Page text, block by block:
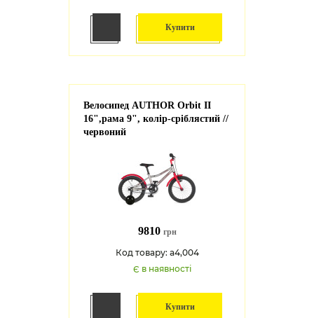
Купити
Велосипед AUTHOR Orbit II
16",рама 9", колір-сріблястий //
червоний
9810 грн
Код товару: a4,004
Є в наявності
Купити